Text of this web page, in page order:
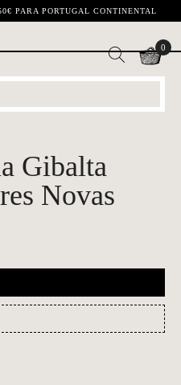
PARA PORTUGAL CONTINENTAL
0
Gibalta
Novas